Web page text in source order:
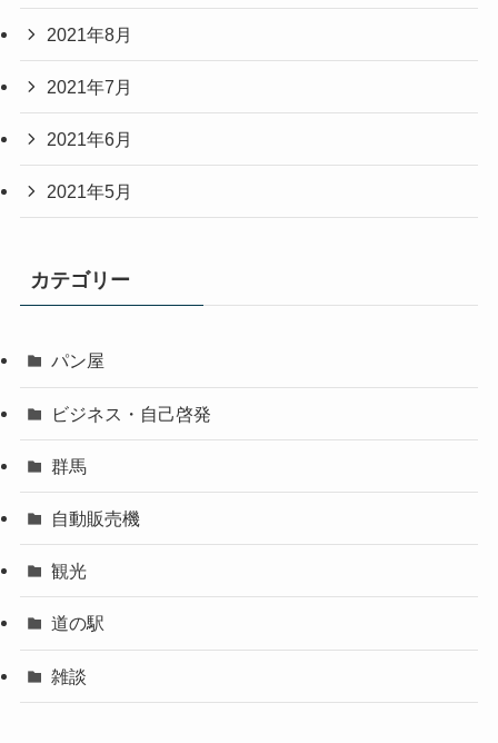
2021年8月
2021年7月
2021年6月
2021年5月
カテゴリー
パン屋
ビジネス・自己啓発
群馬
自動販売機
観光
道の駅
雑談